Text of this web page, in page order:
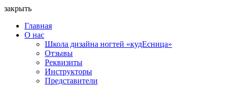
закрыть
Главная
О нас
Школа дизайна ногтей «кудЕсница»
Отзывы
Реквизиты
Инструкторы
Представители